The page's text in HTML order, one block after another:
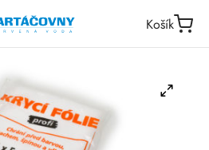
Košík